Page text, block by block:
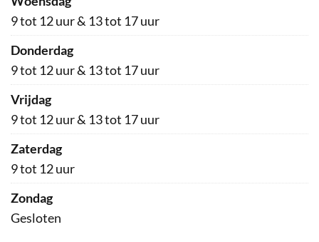
9tot 12uur& 13tot 17uur
donderdag
9tot 12uur& 13tot 17uur
vrijdag
9tot 12uur& 13tot 17uur
zaterdag
9tot 12uur
zondag
Gesloten